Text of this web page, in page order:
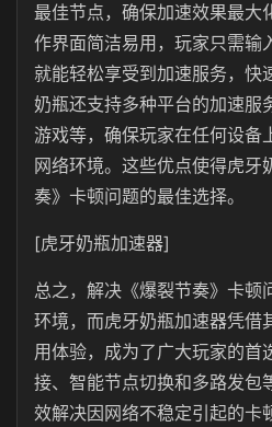
最佳节点，确保加速效果最大
作界面简洁易用，玩家只需输
就能轻松享受到加速服务，快
奶瓶还支持多种平台的加速服
游戏等，确保玩家在任何设备
网络环境。这些优点使得虎牙
奏》卡顿问题的最佳选择。
[虎牙奶瓶加速器]
总之，解决《爆裂节奏》卡顿
环境，而虎牙奶瓶加速器凭借
用体验，成为了广大玩家的首
接、智能节点切换和多路发包
效解决因网络不稳定引起的卡